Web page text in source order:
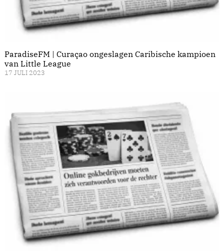
ParadiseFM | Curaçao ongeslagen Caribische kampioen
van Little League
17 JULI 2023